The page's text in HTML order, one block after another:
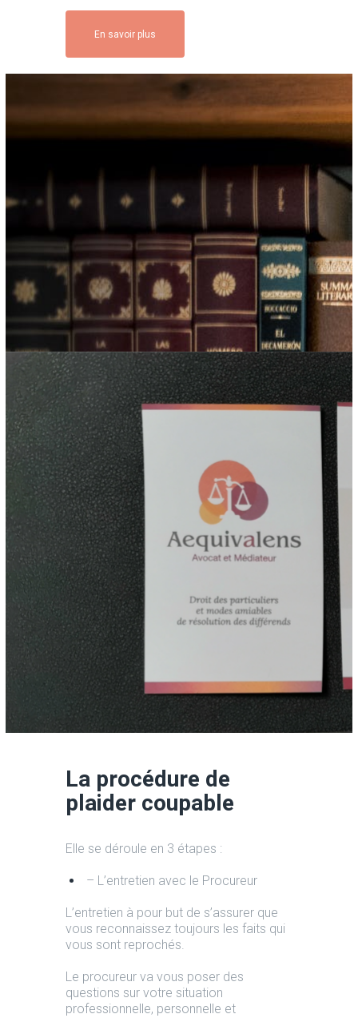
En savoir plus
La procédure de
plaider coupable
Elle se déroule en 3 étapes :
– L’entretien avec le Procureur
L’entretien à pour but de s’assurer que
vous reconnaissez toujours les faits qui
vous sont reprochés.
Le procureur va vous poser des
questions sur votre situation
professionnelle, personnelle et